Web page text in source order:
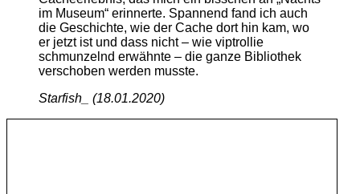
im Museum“ erinnerte. Spannend fand ich auch
die Geschichte, wie der Cache dort hin kam, wo
er jetzt ist und dass nicht – wie viptrollie
schmunzelnd erwähnte – die ganze Bibliothek
verschoben werden musste.
Starfish_ (18.01.2020)